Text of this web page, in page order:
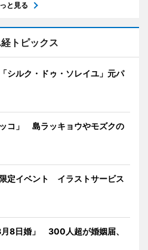
と見る
トピックス
ルク・ドゥ・ソレイユ」元パ
コ」 島ラッキョウやモズクの
定イベント イラストサービス
8日婚」 300人超が婚姻届、